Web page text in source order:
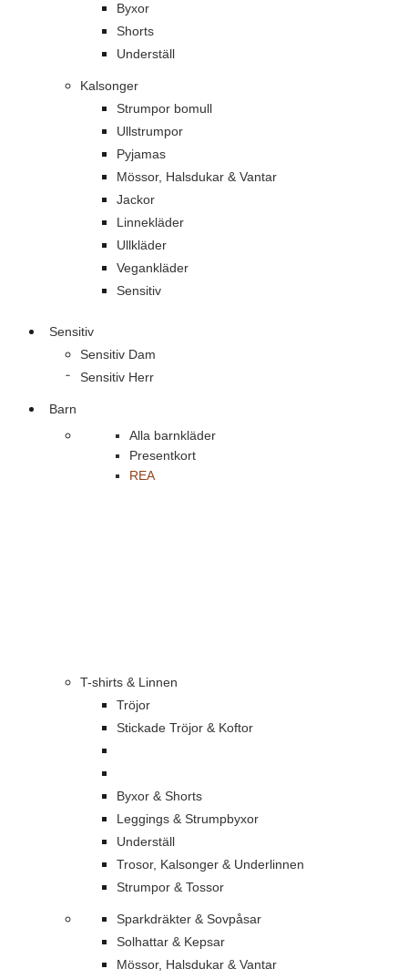
Byxor
Shorts
Underställ
Kalsonger
Strumpor bomull
Ullstrumpor
Pyjamas
Mössor, Halsdukar & Vantar
Jackor
Linnekläder
Ullkläder
Vegankläder
Sensitiv
Sensitiv
Sensitiv Dam
Sensitiv Herr
Barn
Alla barnkläder
Presentkort
REA
T-shirts & Linnen
Tröjor
Stickade Tröjor & Koftor
Byxor & Shorts
Leggings & Strumpbyxor
Underställ
Trosor, Kalsonger & Underlinnen
Strumpor & Tossor
Sparkdräkter & Sovpåsar
Solhattar & Kepsar
Mössor, Halsdukar & Vantar